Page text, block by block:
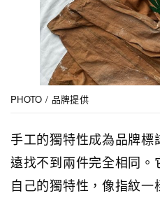
PHOTO / 品牌提供
手工的獨特性成為品牌
遠找不到兩件完全相同
自己的獨特性，像指紋